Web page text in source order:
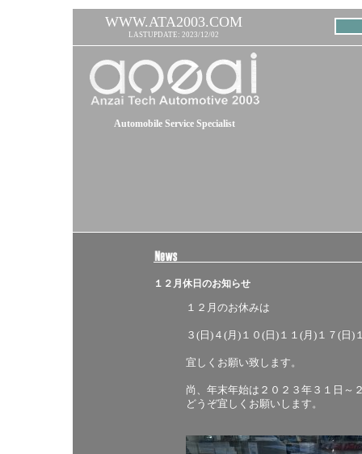
WWW.ATA2003.COM
LASTUPDATE: 2023/12/02
Automobile Service Specialist
１２月休日のお知らせ
１２月のお休みは
３(日)４(月)１０(日)１１(月)１７(日)
宜しくお願い致します。
尚、年末年始は２０２３年３１日～
どうぞ宜しくお願いします。